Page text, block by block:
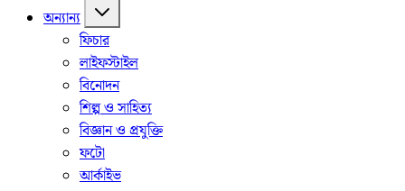
অন্যান্য
ফিচার
লাইফস্টাইল
বিনোদন
শিল্প ও সাহিত্য
বিজ্ঞান ও প্রযুক্তি
ফটো
আর্কাইভ